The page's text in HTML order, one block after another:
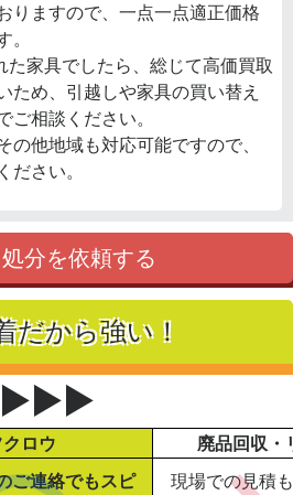
りますので、一点一点適正価格
た家具でしたら、総じて高価買取
ため、引越しや家具の買い替え
ご相談ください。
の他地域も対応可能ですので、
ださい。
分を依頼する
だから強い！
▶▶▶
クロウ 廃品回収・
ご連絡でもスピ
現場での見積